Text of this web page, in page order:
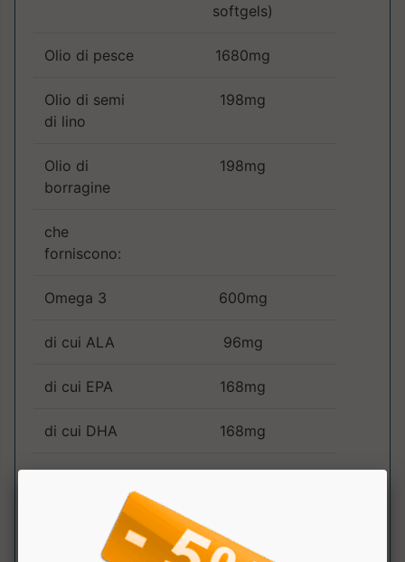
softgels)
Olio di pesce 1680mg
Olio di semi
di lino
198mg
Olio di
borragine
198mg
che
forniscono:
Omega 3 600mg
di cui ALA 96mg
di cui EPA 168mg
di cui DHA 168mg
Omega 6 116mg
di cui acido